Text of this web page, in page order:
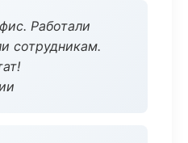
Работали
сотрудникам.